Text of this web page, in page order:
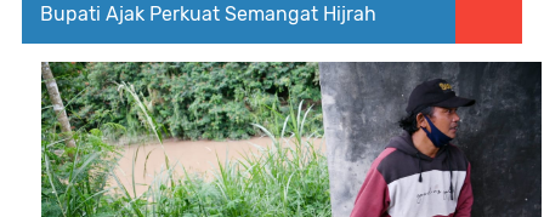
Bupati Ajak Perkuat Semangat Hijrah